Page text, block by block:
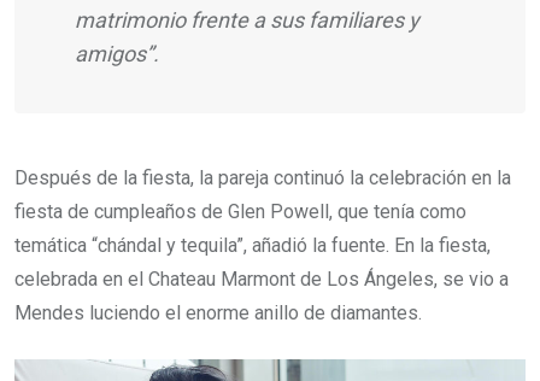
matrimonio frente a sus familiares y
amigos”.
Después de la fiesta, la pareja continuó la celebración en la
fiesta de cumpleaños de Glen Powell, que tenía como
temática “chándal y tequila”, añadió la fuente. En la fiesta,
celebrada en el Chateau Marmont de Los Ángeles, se vio a
Mendes luciendo el enorme anillo de diamantes.